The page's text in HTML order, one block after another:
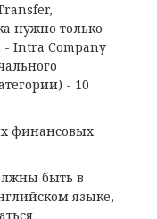
нужно только
- Intra Company
- 10
финансовых
быть в
языке,